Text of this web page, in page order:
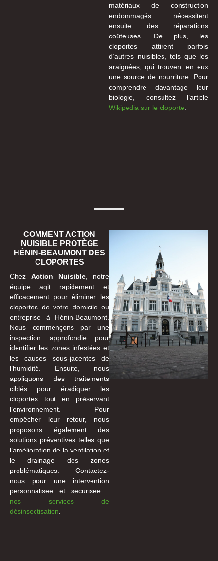
matériaux de construction
endommagés nécessitent
ensuite des réparations
coûteuses. De plus, les
cloportes attirent parfois
d’autres nuisibles, tels que les
araignées, qui trouvent en eux
une source de nourriture. Pour
comprendre davantage leur
biologie, consultez l’article
Wikipedia sur le cloporte.
COMMENT ACTION
NUISIBLE PROTÈGE
HÉNIN-BEAUMONT DES
CLOPORTES
Chez Action Nuisible , notre
équipe agit rapidement et
efficacement pour éliminer les
cloportes de votre domicile ou
entreprise à Hénin-Beaumont.
Nous commençons par une
inspection approfondie pour
identifier les zones infestées et
les causes sous-jacentes de
l’humidité. Ensuite, nous
appliquons des traitements
ciblés pour éradiquer les
cloportes tout en préservant
l’environnement. Pour
empêcher leur retour, nous
proposons également des
solutions préventives telles que
l’amélioration de la ventilation et
le drainage des zones
problématiques. Contactez-
nous pour une intervention
personnalisée et sécurisée :
nos services de
désinsectisation